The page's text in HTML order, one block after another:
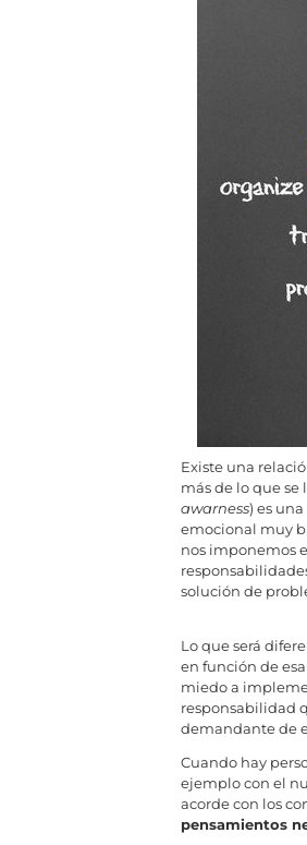
Existe una
más de lo que se
awarness) es
emocional muy
nos imponemos
solución de
Lo que será
en función de
miedo a
responsabilidad
demandante de
Cuando hay
ejemplo con el
acorde con los
pensamientos